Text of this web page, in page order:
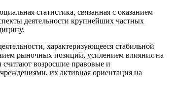
статистика, связанная с оказанием
деятельности крупнейших частных
характеризующееся стабильной
рыночных позиций, усилением влияния на
считают возросшие правовые и
их активная ориентация на